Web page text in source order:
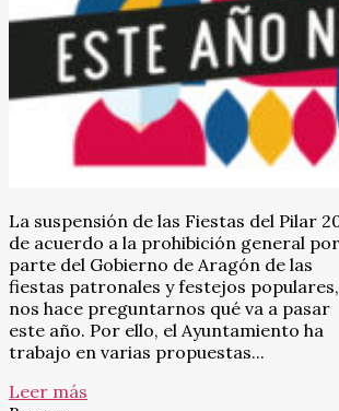
La suspensión de las Fiestas del Pilar
de acuerdo a la prohibición general por
parte del Gobierno de Aragón de las
fiestas patronales y festejos populares,
nos hace preguntarnos qué va a pasar
este año. Por ello, el Ayuntamiento ha
trabajo en varias propuestas...
Leer más